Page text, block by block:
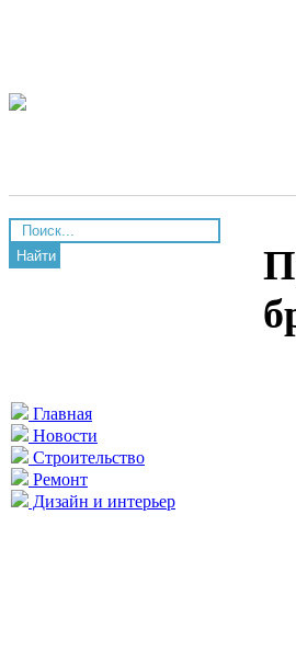
Найти
Главная
Новости
Строительство
Ремонт
Дизайн и интерьер